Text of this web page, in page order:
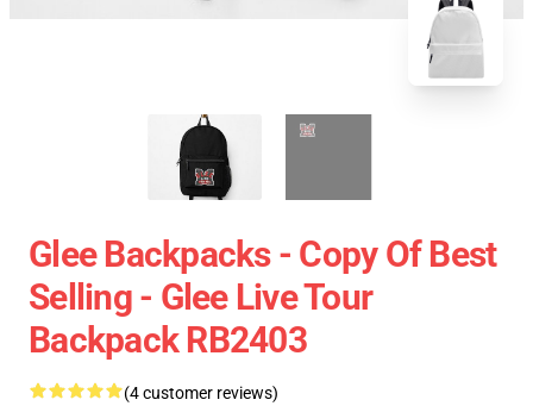
Glee Backpacks - Copy Of Best
Selling - Glee Live Tour
Backpack RB2403
(4 customer reviews)